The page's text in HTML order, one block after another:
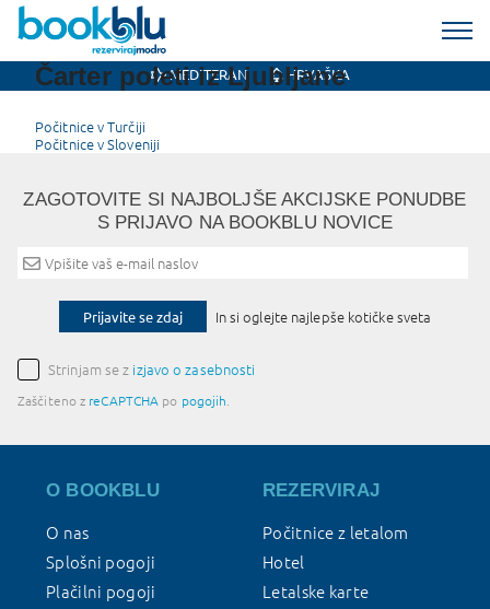
MEDITERAN HRVAŠKA
Čarter poleti iz Ljubljane
Post
navigation
Počitnice v Turčiji
Počitnice v Sloveniji
ZAGOTOVITE SI NAJBOLJŠE AKCIJSKE PONUDBE
S PRIJAVO NA BOOKBLU NOVICE
Prijavite se zdaj In si oglejte najlepše kotičke sveta
Strinjam se z izjavo o zasebnosti
Zaščiteno z reCAPTCHA po pogojih
O BOOKBLU
O nas
Splošni pogoji
Plačilni pogoji
REZERVIRAJ
Počitnice z letalom
Hotel
Letalske karte